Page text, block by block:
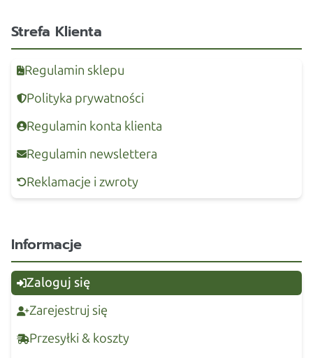
Strefa Klienta
Regulamin sklepu
Polityka prywatności
Regulamin konta klienta
Regulamin newslettera
Reklamacje i zwroty
Informacje
Zaloguj się
Zarejestruj się
Przesyłki & koszty